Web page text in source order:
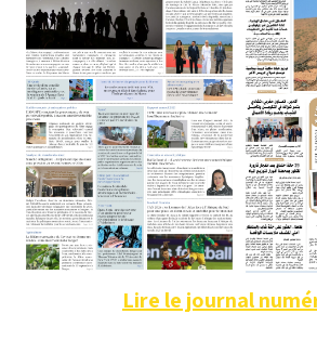
Lire le journal